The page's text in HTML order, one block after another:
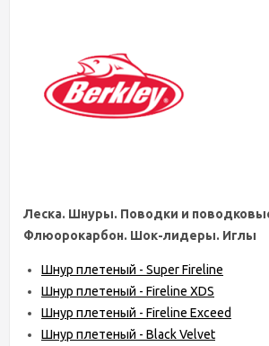
Леска. Шнуры. Поводки и
Флюорокарбон. Шок-лидеры. Иглы
Шнур плетеный - Super Fireline
Шнур плетеный - Fireline XDS
Шнур плетеный - Fireline Exceed
Шнур плетеный - Black Velvet